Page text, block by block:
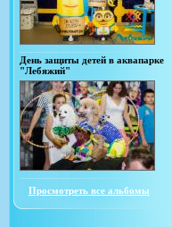
День защиты детей в аквапарке
"Лебяжий"
Просмотреть все альбомы